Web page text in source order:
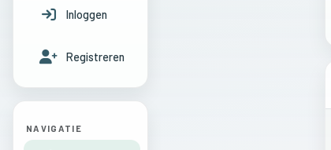
Inloggen
Registreren
NAVIGATIE